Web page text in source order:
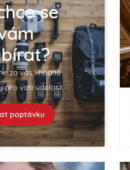
se
za vás vhodné
pro vaší událost.
poptávku